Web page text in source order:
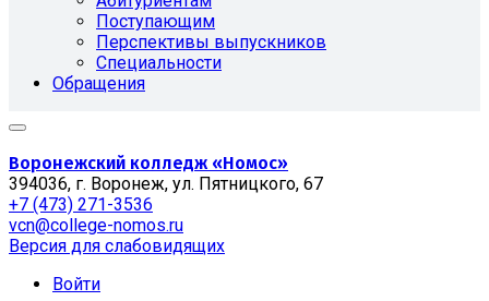
Поступающим
Перспективы выпускников
Специальности
Обращения
Воронежский колледж «Номос»
394036, г. Воронеж, ул. Пятницкого, 67
+7 (473) 271-3536
vcn@college-nomos.ru
Версия для слабовидящих
Войти